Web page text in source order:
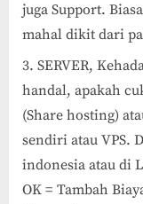
juga Support.
mahal dikit dari
SERVER,
handal, apakah
(Share hosting)
sendiri atau VPS.
indonesia atau di
OK = Tambah